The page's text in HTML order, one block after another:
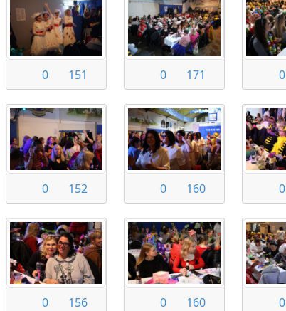
0 151 0 171 0
0 152 0 160 0
0 156 0 160 0